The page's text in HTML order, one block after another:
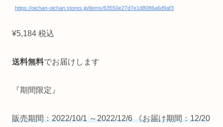
https://oichan-oichan.stores.jp/items/63550e27d7e1d8086a6d9af3
¥5,184 税込
送料無料でお届けします
『期間限定』
販売期間：2022/10/1 ～2022/12/6 《お届け期間：12/20